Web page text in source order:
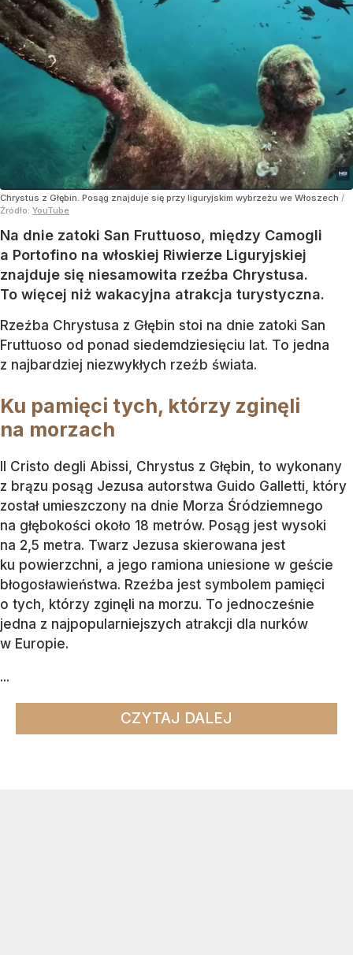
Chrystus z Głębin. Posąg znajduje się przy liguryjskim wybrzeżu we Włoszech /
Źródło: YouTube
Na dnie zatoki San Fruttuoso, między Camogli
a Portofino na włoskiej Riwierze Liguryjskiej
znajduje się niesamowita rzeźba Chrystusa.
To więcej niż wakacyjna atrakcja turystyczna.
Rzeźba Chrystusa z Głębin stoi na dnie zatoki San
Fruttuoso od ponad siedemdziesięciu lat. To jedna
z najbardziej niezwykłych rzeźb świata.
Ku pamięci tych, którzy zginęli
na morzach
Il Cristo degli Abissi, Chrystus z Głębin, to wykonany
z brązu posąg Jezusa autorstwa Guido Galletti, który
został umieszczony na dnie Morza Śródziemnego
na głębokości około 18 metrów. Posąg jest wysoki
na 2,5 metra. Twarz Jezusa skierowana jest
ku powierzchni, a jego ramiona uniesione w geście
błogosławieństwa. Rzeźba jest symbolem pamięci
o tych, którzy zginęli na morzu. To jednocześnie
jedna z najpopularniejszych atrakcji dla nurków
w Europie.
...
CZYTAJ DALEJ